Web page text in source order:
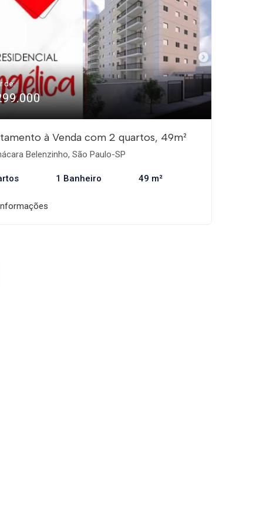
de:
à Venda com 2 quartos, 49m²
Belenzinho, São Paulo-SP
1 Banheiro 49 m²